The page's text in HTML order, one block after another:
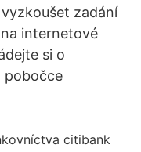
zadání
internetové
si o
pobočce